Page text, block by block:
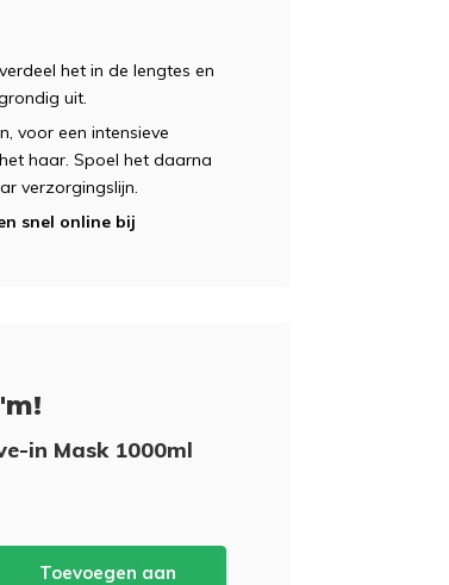
het in de lengtes en
uit.
voor een intensieve
haar. Spoel het daarna
verzorgingslijn.
snel online bij
in Mask 1000ml
Toevoegen aan